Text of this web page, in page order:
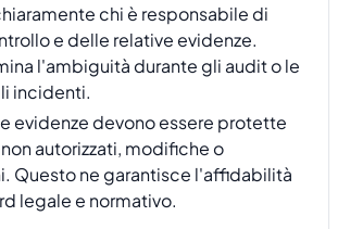
chi è responsabile di
e delle relative evidenze.
l'ambiguità durante gli audit o le
incidenti.
evidenze devono essere protette
autorizzati, modifiche o
Questo ne garantisce l'affidabilità
legale e normativo.